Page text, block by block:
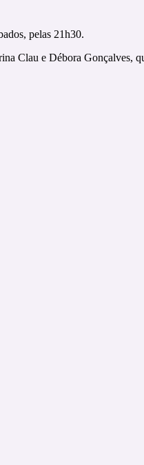
pelas 21h30.
Clau e Débora Gonçalves,